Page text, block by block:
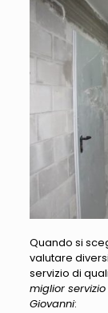
Quando si
valutare
servizio di
miglior
Giovanni: